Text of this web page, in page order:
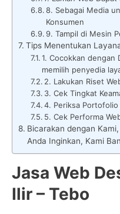
8. Sebagai Media
Konsumen
9. Tampil di Mesin
Tips Menentukan
1. Cocokkan dengan
memilih penyedia
2. Lakukan Riset
3. Cek Tingkat
4. Periksa Portofolio
5. Cek Performa
Bicarakan dengan
Anda Inginkan, Kami
Jasa Web
Ilir – Tebo